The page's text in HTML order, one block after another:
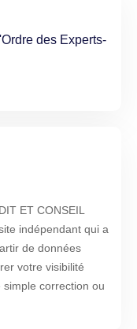
des Experts-
ET CONSEIL
indépendant qui a
de données
votre visibilité
correction ou